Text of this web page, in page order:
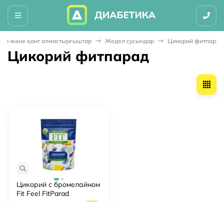
және қант алмастырғыштар Жедел сусындар Цикорий фитпарад
Цикорий фитпарад
Цикорий с бромелайном
Fit Feel FitParad